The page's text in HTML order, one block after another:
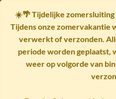
☀️🌴Tijdelijke zomersluiting
Tijdens onze zomervakantie
verwerkt of verzonden.
periode worden geplaatst,
weer op volgorde van